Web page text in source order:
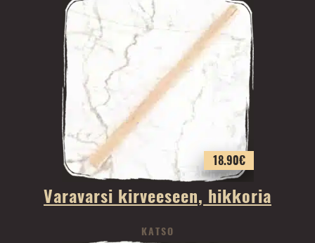
18.90€
Varavarsi kirveeseen, hikkoria
KATSO